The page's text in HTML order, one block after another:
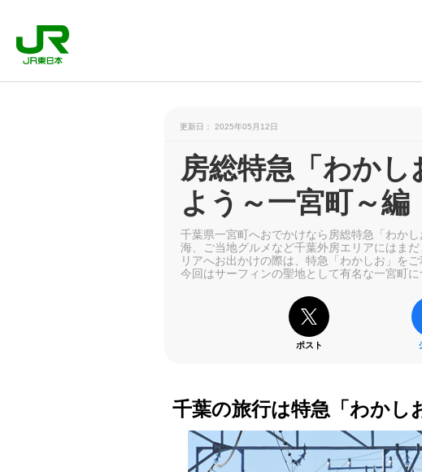
更新日： 2025年05月12日
房総特急「わか
よう～一宮町～編
千葉県一宮町へおでかけなら房総特急「わか
海、ご当地グルメなど千葉外房エリアにはま
リアへお出かけの際は、特急「わかしお」をご
今回はサーフィンの聖地として有名な一宮町に
ポスト
千葉の旅行は特急「わかし